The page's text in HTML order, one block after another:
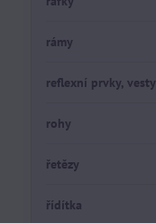
rámy
reflexní prvky, vesty
rohy
řetězy
řídítka